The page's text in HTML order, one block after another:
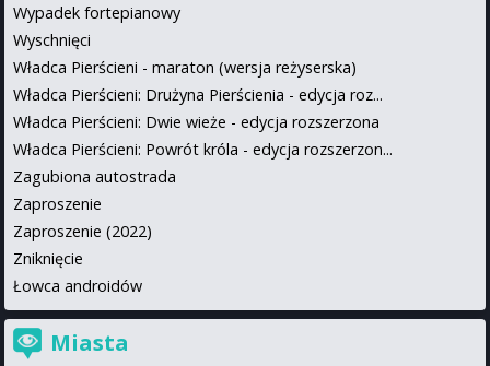
Wypadek fortepianowy
Wyschnięci
Władca Pierścieni - maraton (wersja reżyserska)
Władca Pierścieni: Drużyna Pierścienia - edycja roz...
Władca Pierścieni: Dwie wieże - edycja rozszerzona
Władca Pierścieni: Powrót króla - edycja rozszerzon...
Zagubiona autostrada
Zaproszenie
Zaproszenie (2022)
Zniknięcie
Łowca androidów
Miasta